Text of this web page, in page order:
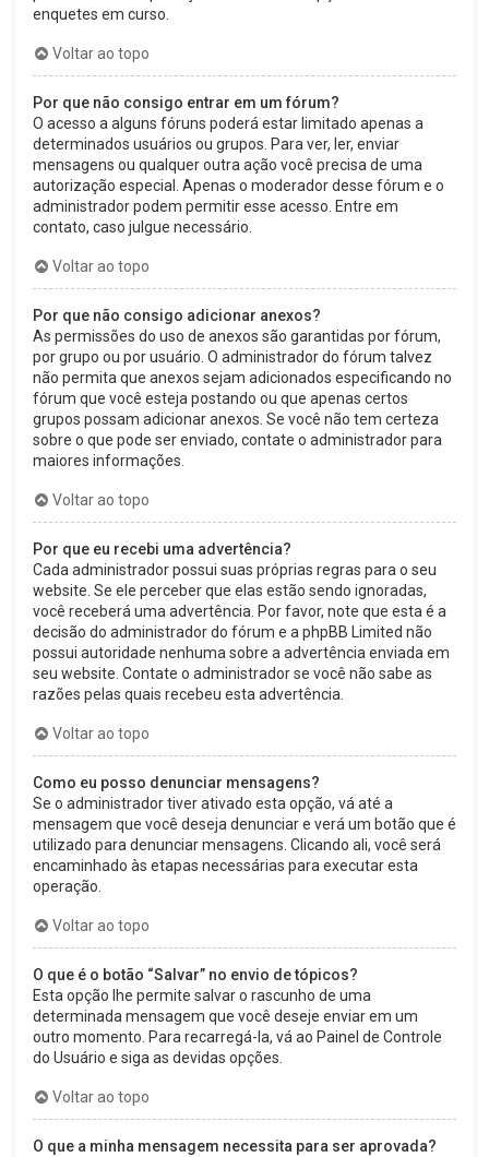
enquetes em curso.
Voltar ao topo
Por que não consigo entrar em um fórum?
O acesso a alguns fóruns poderá estar limitado apenas a
determinados usuários ou grupos. Para ver, ler, enviar
mensagens ou qualquer outra ação você precisa de uma
autorização especial. Apenas o moderador desse fórum e o
administrador podem permitir esse acesso. Entre em
contato, caso julgue necessário.
Voltar ao topo
Por que não consigo adicionar anexos?
As permissões do uso de anexos são garantidas por fórum,
por grupo ou por usuário. O administrador do fórum talvez
não permita que anexos sejam adicionados especificando no
fórum que você esteja postando ou que apenas certos
grupos possam adicionar anexos. Se você não tem certeza
sobre o que pode ser enviado, contate o administrador para
maiores informações.
Voltar ao topo
Por que eu recebi uma advertência?
Cada administrador possui suas próprias regras para o seu
website. Se ele perceber que elas estão sendo ignoradas,
você receberá uma advertência. Por favor, note que esta é a
decisão do administrador do fórum e a phpBB Limited não
possui autoridade nenhuma sobre a advertência enviada em
seu website. Contate o administrador se você não sabe as
razões pelas quais recebeu esta advertência.
Voltar ao topo
Como eu posso denunciar mensagens?
Se o administrador tiver ativado esta opção, vá até a
mensagem que você deseja denunciar e verá um botão que é
utilizado para denunciar mensagens. Clicando ali, você será
encaminhado às etapas necessárias para executar esta
operação.
Voltar ao topo
O que é o botão “Salvar” no envio de tópicos?
Esta opção lhe permite salvar o rascunho de uma
determinada mensagem que você deseje enviar em um
outro momento. Para recarregá-la, vá ao Painel de Controle
do Usuário e siga as devidas opções.
Voltar ao topo
O que a minha mensagem necessita para ser aprovada?